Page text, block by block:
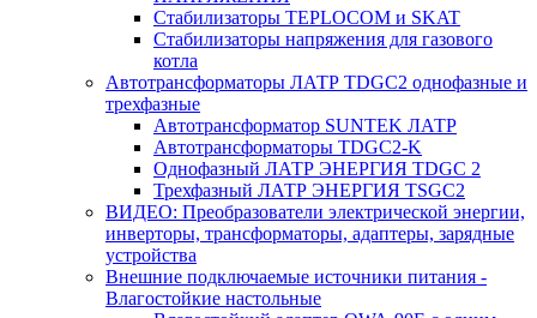
Стабилизаторы TEPLOCOM и SKAT
Стабилизаторы напряжения для газового
котла
Автотрансформаторы ЛАТР TDGC2 однофазные и
трехфазные
Автотрансформатор SUNTEK ЛАТР
Автотрансформаторы TDGC2-K
Однофазный ЛАТР ЭНЕРГИЯ TDGC 2
Трехфазный ЛАТР ЭНЕРГИЯ TSGC2
ВИДЕО: Преобразователи электрической энергии,
инверторы, трансформаторы, адаптеры, зарядные
устройства
Внешние подключаемые источники питания -
Влагостойкие настольные